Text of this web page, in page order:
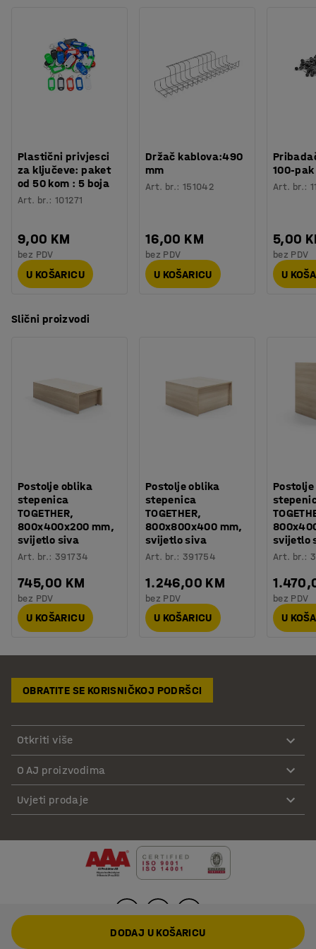
poslovanju.
Isporučuje se s podesivim nogama i spojnicama za
jednostavnu montažu.
15 kg
Montaža: Dolazi sastavljeno
Plastični privjesci
za ključeve: paket
od 50 kom : 5 boja
Art. br.:101271
9,00 KM
bez PDV
U KOŠARICU
Držač kablova:490
mm
Art. br.: 151042
16,00 KM
bez PDV
U KOŠARICU
100-pak
Art. br.:
5,00
bez PDV
U
Slični proizvodi
Postolje oblika
stepenica
TOGETHER,
800x400x200 mm,
svijetlo siva
Art. br.:391734
745,00 KM
bez PDV
U KOŠARICU
Postolje oblika
stepenica
TOGETHER,
800x800x400 mm,
svijetlo siva
Art. br.: 391754
1.246,00 KM
bez PDV
U KOŠARICU
svijetlo
Art. br.:
bez PDV
U
OBRATITE SE KORISNIČKOJ PODRŠCI
Otkriti više
O AJ proizvodima
Uvjeti prodaje
DODAJ U KOŠARICU